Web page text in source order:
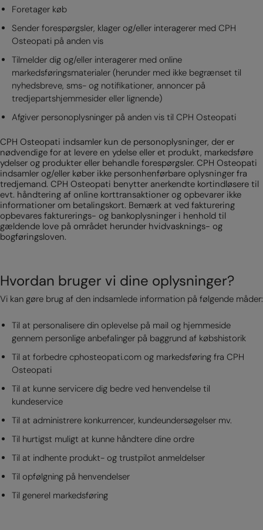
Foretager køb
Sender forespørgsler, klager og/eller interagerer med CPH
Osteopati på anden vis
Tilmelder dig og/eller interagerer med online
markedsføringsmaterialer (herunder med ikke begrænset til
nyhedsbreve, sms- og notifikationer, annoncer på
tredjepartshjemmesider eller lignende)
Afgiver personoplysninger på anden vis til CPH Osteopati
CPH Osteopati indsamler kun de personoplysninger, der er
nødvendige for at levere en ydelse eller et produkt, markedsføre
ydelser og produkter eller behandle forespørgsler. CPH Osteopati
indsamler og/eller køber ikke personhenførbare oplysninger fra
tredjemand. CPH Osteopati benytter anerkendte kortindløsere til
evt. håndtering af online korttransaktioner og opbevarer ikke
informationer om betalingskort. Bemærk at ved fakturering
opbevares fakturerings- og bankoplysninger i henhold til
gældende love på området herunder hvidvasknings- og
bogføringsloven.
Hvordan bruger vi dine oplysninger?
Vi kan gøre brug af den indsamlede information på følgende måder:
Til at personalisere din oplevelse på mail og hjemmeside
gennem personlige anbefalinger på baggrund af købshistorik
Til at forbedre cphosteopati.com og markedsføring fra CPH
Osteopati
Til at kunne servicere dig bedre ved henvendelse til
kundeservice
Til at administrere konkurrencer, kundeundersøgelser mv.
Til hurtigst muligt at kunne håndtere dine ordre
Til at indhente produkt- og trustpilot anmeldelser
Til opfølgning på henvendelser
Til generel markedsføring